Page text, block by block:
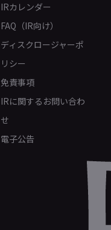
IRカレンダー
FAQ（IR向け）
ディスクロージャーポ
リシー
免責事項
IRに関するお問い合わ
せ
電子公告